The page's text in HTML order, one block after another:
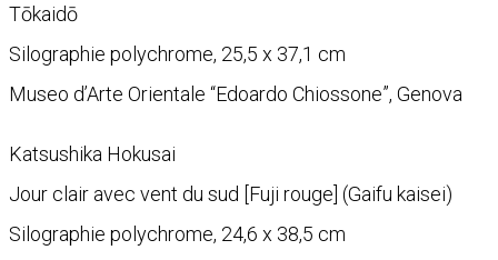
Tōkaidō
Silographie polychrome, 25,5 x 37,1 cm
Museo d’Arte Orientale “Edoardo Chiossone”, Genova
Katsushika Hokusai
Jour clair avec vent du sud [Fuji rouge] (Gaifu kaisei)
Silographie polychrome, 24,6 x 38,5 cm